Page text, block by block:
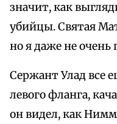
значит, как
убийцы. Святая
но я даже не
Сержант Улад все
левого фланга,
он видел, как